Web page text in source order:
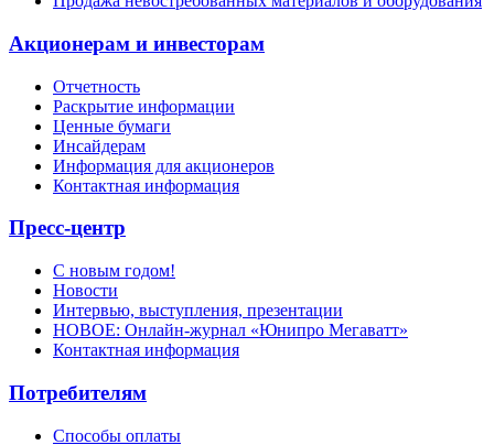
Акционерам и инвесторам
Отчетность
Раскрытие информации
Ценные бумаги
Инсайдерам
Информация для акционеров
Контактная информация
Пресс-центр
С новым годом!
Новости
Интервью, выступления, презентации
НОВОЕ: Онлайн-журнал «Юнипро Мегаватт»
Контактная информация
Потребителям
Способы оплаты